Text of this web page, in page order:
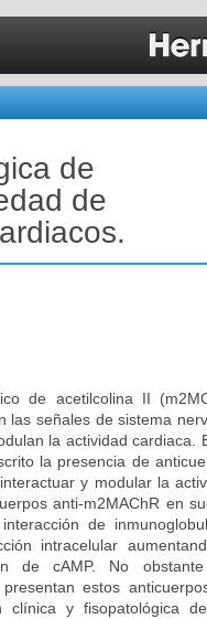
de
de
de acetilcolina II
las señales de sistema
la actividad cardiaca.
la presencia de
y modular la
anti-m2MAChR en
de
intracelular
de cAMP. No
estos
clínica y fisopatológica